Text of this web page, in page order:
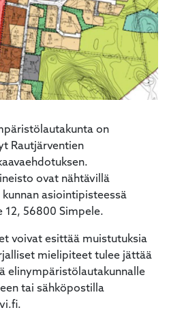
on
Rautjärventien
ovat nähtävillä
asiointipisteessä
12, 56800 Simpele.
voivat esittää muistutuksia
mielipiteet tulee jättää
elinympäristölautakunnalle
tai sähköpostilla